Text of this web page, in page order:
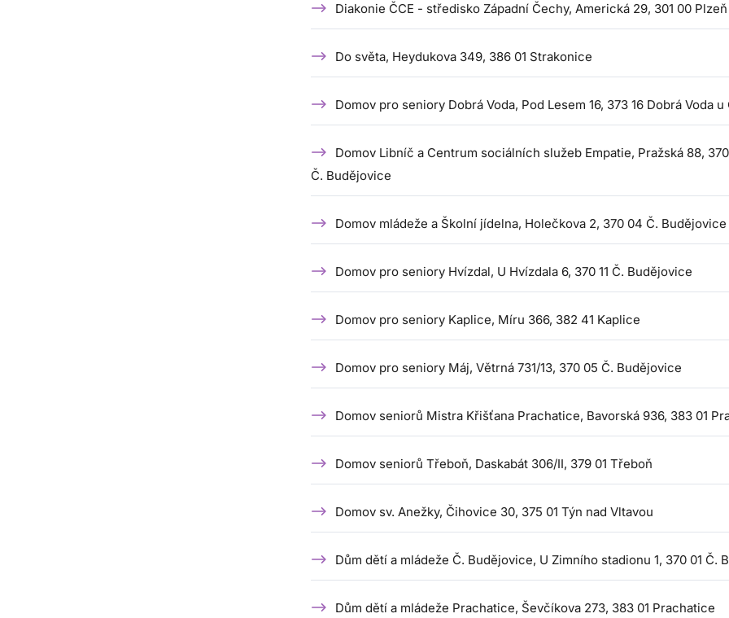
Diakonie ČCE - středisko Západní Čechy, Americká 29, 301 00 Plzeň
Do světa, Heydukova 349, 386 01 Strakonice
Domov pro seniory Dobrá Voda, Pod Lesem 16, 373 16 Dobrá Voda
Domov Libníč a Centrum sociálních služeb Empatie, Pražská 88,
Č. Budějovice
Domov mládeže a Školní jídelna, Holečkova 2, 370 04 Č. Budějovice
Domov pro seniory Hvízdal, U Hvízdala 6, 370 11 Č. Budějovice
Domov pro seniory Kaplice, Míru 366, 382 41 Kaplice
Domov pro seniory Máj, Větrná 731/13, 370 05 Č. Budějovice
Domov seniorů Mistra Křišťana Prachatice, Bavorská 936, 383 01
Domov seniorů Třeboň, Daskabát 306/II, 379 01 Třeboň
Domov sv. Anežky, Čihovice 30, 375 01 Týn nad Vltavou
Dům dětí a mládeže Č. Budějovice, U Zimního stadionu 1, 370 01 Č.
Dům dětí a mládeže Prachatice, Ševčíkova 273, 383 01 Prachatice